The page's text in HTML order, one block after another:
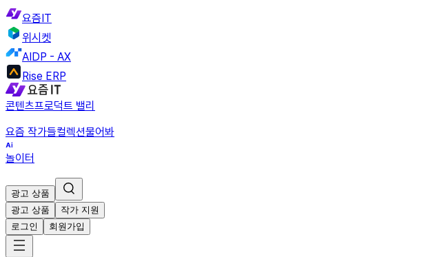
요즘IT
위시켓
AIDP - AX
Rise ERP
콘텐츠프로덕트 밸리
요즘 작가들컬렉션물어봐
놀이터
광고 상품
광고 상품
작가 지원
로그인
회원가입